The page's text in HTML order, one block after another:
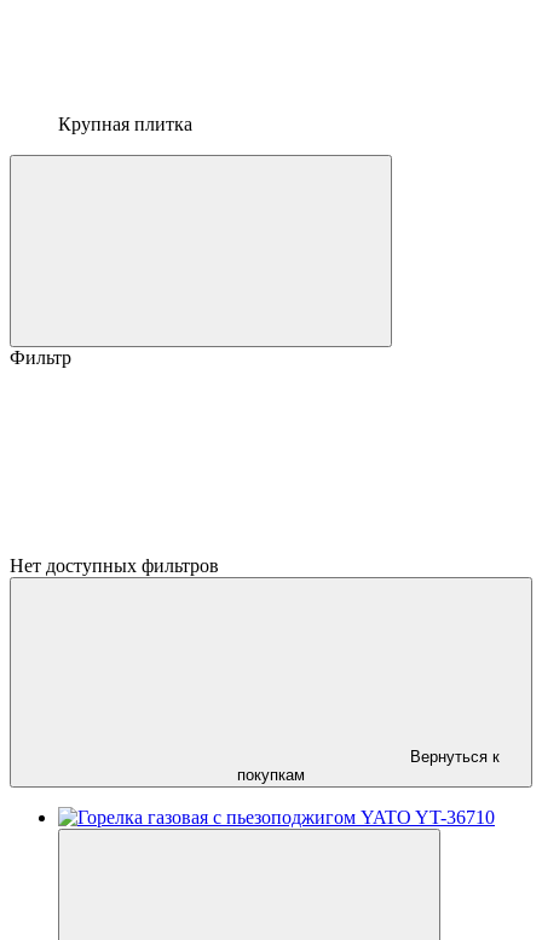
Крупная плитка
Фильтр
Нет доступных фильтров
Вернуться к
покупкам